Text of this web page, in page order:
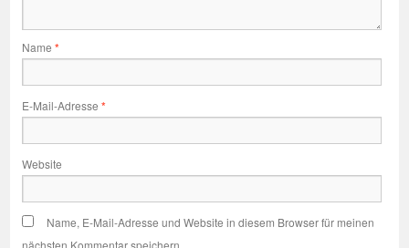
Name *
E-Mail-Adresse *
Website
Name, E-Mail-Adresse und Website in diesem Browser für meinen